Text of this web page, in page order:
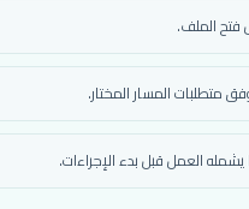
الملف.
متطلبات المسار المختار.
العمل قبل بدء الإجراءات.